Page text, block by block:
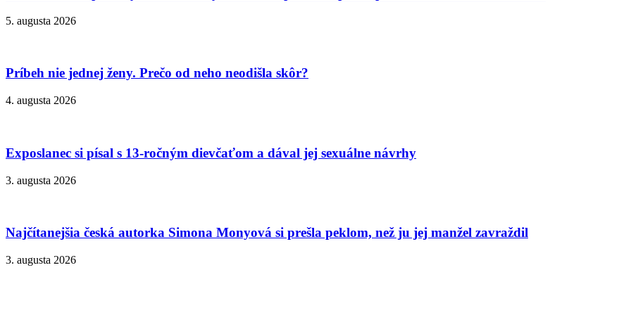
5. augusta 2026
Príbeh nie jednej ženy. Prečo od neho neodišla skôr?
4. augusta 2026
Exposlanec si písal s 13-ročným dievčaťom a dával jej sexuálne návrhy
3. augusta 2026
Najčítanejšia česká autorka Simona Monyová si prešla peklom, než ju jej manžel zavraždil
3. augusta 2026